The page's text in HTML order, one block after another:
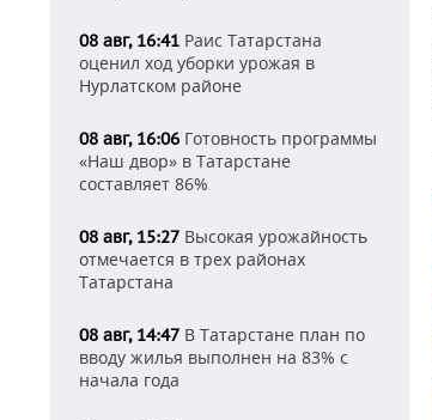
08 авг, 16:41 Раис Татарстана
оценил ход уборки урожая в
Нурлатском районе
08 авг, 16:06 Готовность программы
«Наш двор» в Татарстане
составляет 86%
08 авг, 15:27 Высокая урожайность
отмечается в трех районах
Татарстана
08 авг, 14:47 В Татарстане план по
вводу жилья выполнен на 83% с
начала года